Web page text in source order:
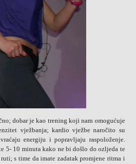
dobar je kao trening koji nam omogućuje
vježbanja; kardio vježbe naročito su
energiju i popravljaju raspoloženje.
5- 10 minuta kako ne bi došlo do ozljeda te
s time da imate zadatak promjene ritma i